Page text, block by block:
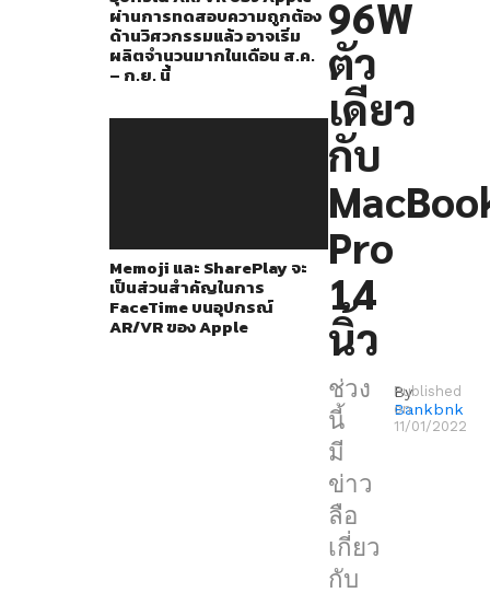
ผ่านการทดสอบความถูกต้อง
ด้านวิศวกรรมแล้ว อาจเริ่ม
ผลิตจำนวนมากในเดือน ส.ค.
– ก.ย. นี้
Memoji และ SharePlay จะ
เป็นส่วนสำคัญในการ
FaceTime บนอุปกรณ์
AR/VR ของ Apple
96W
ตัว
เดียว
กับ
Pro
14
นิ้ว
ช่วง
นี้
มี
ข่าว
ลือ
เกี่ยว
กับ
By
Bankbnk
Published
on
11/01/2022
จะ
เป็น
พลัง
ใน
การ
ประมวล
ผล
หรือ
สิ่ง
ที่
Apple
จะ
โฟกัส
กับ
มัน
ล่าสุด
Ming-
Chi
Kuo